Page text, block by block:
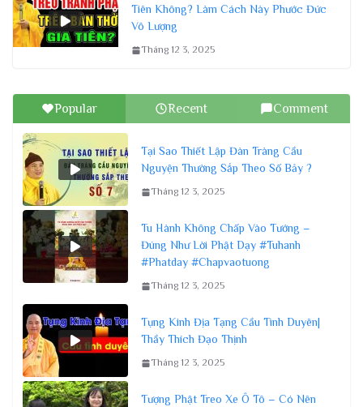
Tiên Không? Làm Cách Này Phước Đức
Vô Lượng
Tháng 12 3, 2025
Popular Recent Comment
Tại Sao Thiết Lập Đàn Tràng Cầu
Nguyện Thường Sắp Theo Số Bảy ?
Tháng 12 3, 2025
Tu Hành Không Chấp Vào Tướng –
Đúng Như Lời Phật Dạy #Tuhanh
#Phatday #Chapvaotuong
Tháng 12 3, 2025
Tụng Kinh Địa Tạng Cầu Tình Duyên|
Thầy Thích Đạo Thịnh
Tháng 12 3, 2025
Tượng Phật Treo Xe Ô Tô – Có Nên